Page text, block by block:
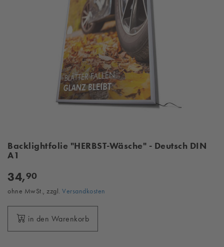
Backlightfolie "HERBST-Wäsche" - Deutsch DIN
A1
34,90
ohne MwSt., zzgl. Versandkosten
in den Warenkorb